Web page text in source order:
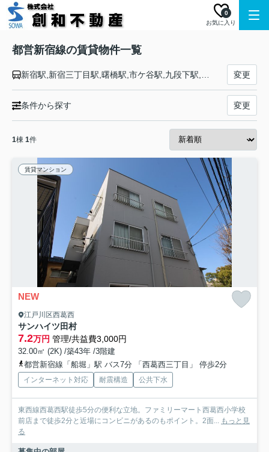
お気に入り
0
都営新宿線の賃貸物件一覧
変更
条件から探す 変更
1棟 1件
賃貸マンション
NEW
江戸川区西葛西
サンハイツ田村
7.2万円 管理/共益費3,000円
32.00㎡ (2K) /築43年 /3階建
都営新宿線「船堀」駅 バス7分 「西葛西三丁目」 停歩2分
インターネット対応 耐震構造 公共下水
東西線西葛西駅徒歩5分の便利な立地。ファミリーマート西葛西小学校
前店まで徒歩2分と近場にコンビニがあるのもポイント。2面... もっと見
る